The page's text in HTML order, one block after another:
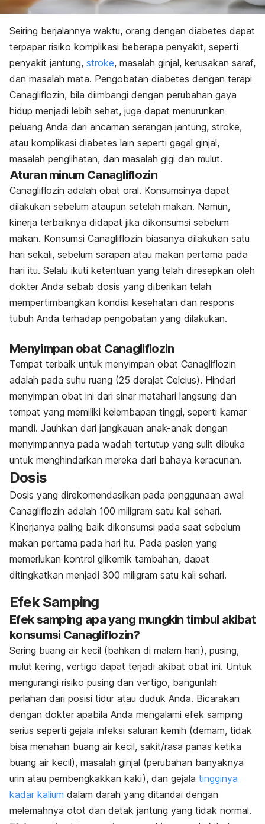
Seiring berjalannya waktu, orang dengan diabetes dapat
terpapar risiko komplikasi beberapa penyakit, seperti
penyakit jantung, stroke, masalah ginjal, kerusakan saraf,
dan masalah mata. Pengobatan diabetes dengan terapi
Canagliflozin, bila diimbangi dengan perubahan gaya
hidup menjadi lebih sehat, juga dapat menurunkan
peluang Anda dari ancaman serangan jantung, stroke,
atau komplikasi diabetes lain seperti gagal ginjal,
masalah penglihatan, dan masalah gigi dan mulut.
Aturan minum Canagliflozin
Canagliflozin adalah obat oral. Konsumsinya dapat
dilakukan sebelum ataupun setelah makan. Namun,
kinerja terbaiknya didapat jika dikonsumsi sebelum
makan. Konsumsi Canagliflozin biasanya dilakukan satu
hari sekali, sebelum sarapan atau makan pertama pada
hari itu. Selalu ikuti ketentuan yang telah diresepkan oleh
dokter Anda sebab dosis yang diberikan telah
mempertimbangkan kondisi kesehatan dan respons
tubuh Anda terhadap pengobatan yang dilakukan.
Menyimpan obat Canagliflozin
Tempat terbaik untuk menyimpan obat Canagliflozin
adalah pada suhu ruang (25 derajat Celcius). Hindari
menyimpan obat ini dari sinar matahari langsung dan
tempat yang memiliki kelembapan tinggi, seperti kamar
mandi. Jauhkan dari jangkauan anak-anak dengan
menyimpannya pada wadah tertutup yang sulit dibuka
untuk menghindarkan mereka dari bahaya keracunan.
Dosis
Dosis yang direkomendasikan pada penggunaan awal
Canagliflozin adalah 100 miligram satu kali sehari.
Kinerjanya paling baik dikonsumsi pada saat sebelum
makan pertama pada hari itu. Pada pasien yang
memerlukan kontrol glikemik tambahan, dapat
ditingkatkan menjadi 300 miligram satu kali sehari.
Efek Samping
Efek samping apa yang mungkin timbul akibat
konsumsi Canagliflozin?
Sering buang air kecil (bahkan di malam hari), pusing,
mulut kering, vertigo dapat terjadi akibat obat ini. Untuk
mengurangi risiko pusing dan vertigo, bangunlah
perlahan dari posisi tidur atau duduk Anda. Bicarakan
dengan dokter apabila Anda mengalami efek samping
serius seperti gejala infeksi saluran kemih (demam, tidak
bisa menahan buang air kecil, sakit/rasa panas ketika
buang air kecil), masalah ginjal (perubahan banyaknya
urin atau pembengkakkan kaki), dan gejala tingginya
kadar kalium dalam darah yang ditandai dengan
melemahnya otot dan detak jantung yang tidak normal.